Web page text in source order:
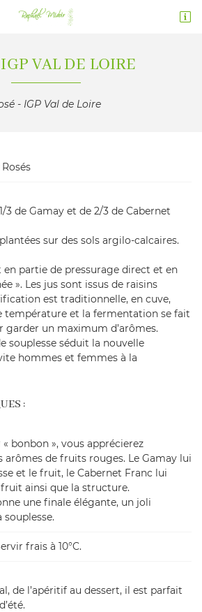

réception
consentez à recevoir nos propositions
email indiqué ci-dessus. Vous pouvez vous désinscrire
INSCRIPTION
VAL DE LOIRE
- IGP Val de Loire
3 de Gamay et de 2/3 de Cabernet
sur des sols argilo-calcaires.
en partie de pressurage direct et en
». Les jus sont issus de raisins
est traditionnelle, en cuve,
température et la fermentation se fait
garder un maximum d’arômes.
souplesse séduit la nouvelle
hommes et femmes à la
:
bonbon », vous apprécierez
arômes de fruits rouges. Le Gamay lui
et le fruit, le Cabernet Franc lui
ainsi que la structure.
une finale élégante, un joli
frais à 10°C.
de l’apéritif au dessert, il est parfait